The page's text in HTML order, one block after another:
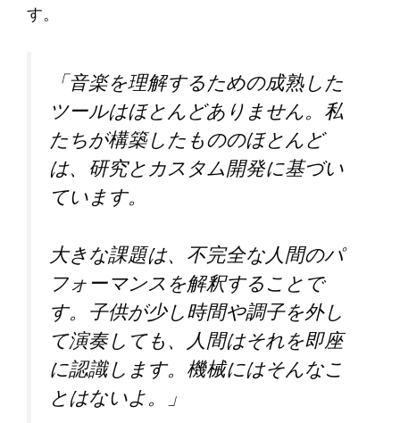
す。
「音楽を理解するための成熟した
ツールはほとんどありません。私
たちが構築したもののほとんど
は、研究とカスタム開発に基づい
ています。
大きな課題は、不完全な人間のパ
フォーマンスを解釈することで
す。子供が少し時間や調子を外し
て演奏しても、人間はそれを即座
に認識します。機械にはそんなこ
とはないよ。」